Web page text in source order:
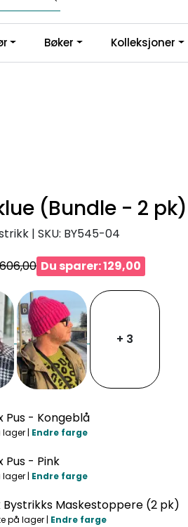
Infosenter
Bøker Kolleksjoner
(Bundle - 2 pk)
| SKU: BY545-04
606,00 Du sparer: 129,00
+ 3
Pus - Kongeblå
lager | Endre farge
Pus - Pink
lager | Endre farge
Bystrikks Maskestoppere (2 pk)
på lager | Endre farge